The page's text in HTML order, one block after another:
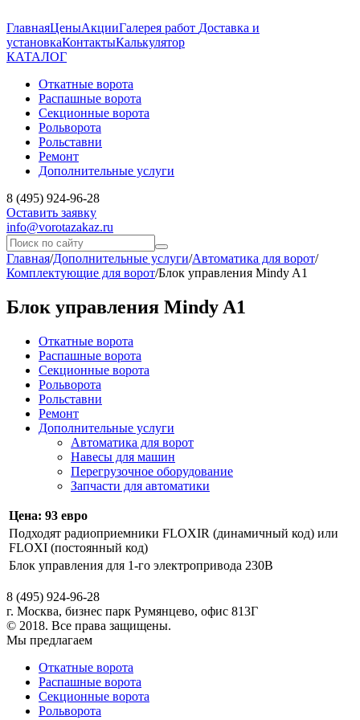
ГлавнаяЦеныАкцииГалерея работ Доставка и
установкаКонтактыКалькулятор
КАТАЛОГ
Откатные ворота
Распашные ворота
Секционные ворота
Рольворота
Рольставни
Ремонт
Дополнительные услуги
8 (495) 924-96-28
Оставить заявку
info@vorotazakaz.ru
Главная/Дополнительные услуги/Автоматика для ворот/
Комплектующие для ворот/Блок управления Mindy A1
Блок управления Mindy A1
Откатные ворота
Распашные ворота
Секционные ворота
Рольворота
Рольставни
Ремонт
Дополнительные услуги
Автоматика для ворот
Навесы для машин
Перегрузочное оборудование
Запчасти для автоматики
Цена: 93 евро
Подходят радиоприемники FLOXIR (динамичный код) или
FLOXI (постоянный код)
Блок управления для 1-го электропривода 230В
8 (495) 924-96-28
г. Москва, бизнес парк Румянцево, офис 813Г
© 2018. Все права защищены.
Мы предлагаем
Откатные ворота
Распашные ворота
Секционные ворота
Рольворота